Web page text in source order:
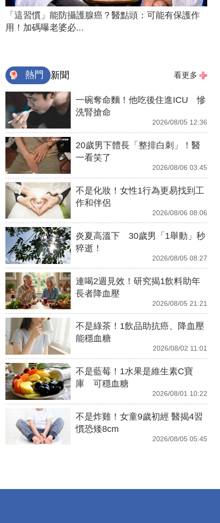
「這習慣」能防攝護腺癌？醫點頭：可能有保護作
用！加碼曝老婆必...
熱門 新聞 看更多
一碗奪命麵！他吃後住進ICU 慘
洗腎搶命
2026/08/05 12:36
20歲男下體長「整排白刺」！醫
一看笑了
2026/08/06 03:45
不是化妝！女性1行為更易找到工
作和伴侶
2026/08/06 08:06
炎夏高溫下 30歲男「1舉動」秒
猝逝！
2026/08/05 08:27
連喝2週見效！研究揭1飲料助年
長者降血壓
2026/08/05 21:21
不是綠茶！1飲品助抗癌、降血壓
能穩血糖
2026/08/02 11:01
不是藍莓！1水果是維生素C寶
庫 可穩血糖
2026/08/01 10:22
不是炸雞！女童9歲初經 醫揭4習
慣恐矮8cm
2026/08/05 05:45